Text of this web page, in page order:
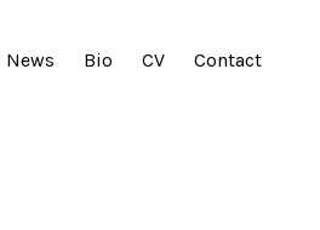
News Bio CV Contact